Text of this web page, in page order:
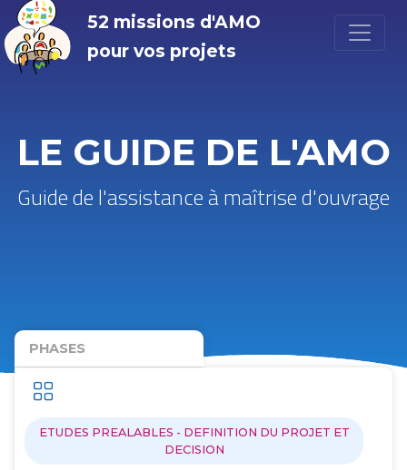
52 missions d'AMO
pour vos projets
LE GUIDE DE L'AMO
Guide de l'assistance à maîtrise d'ouvrage
PHASES
ETUDES PREALABLES - DEFINITION DU PROJET ET
DECISION